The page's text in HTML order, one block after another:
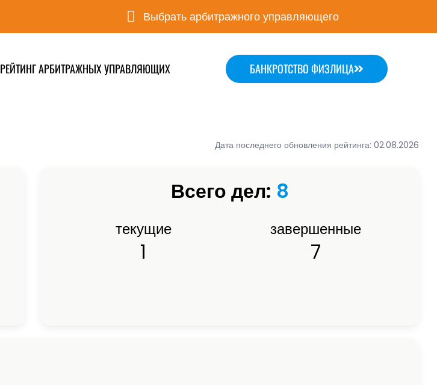
Выбрать арбитражного управляющего
РЕЙТИНГ АРБИТРАЖНЫХ УПРАВЛЯЮЩИХ БАНКРОТСТВО ФИЗЛИЦА
Дата последнего обновления рейтинга: 02.08.2026
Всего дел: 8
текущие
1
завершенные
7